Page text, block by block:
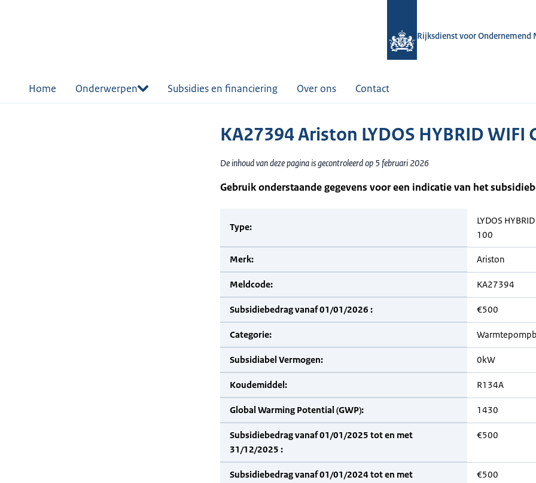
Rijksdienst voor Ondernemend
Home Onderwerpen Subsidies en financiering Over ons Contact
KA27394 Ariston LYDOS HYBRID WIFI
De inhoud van deze pagina is gecontroleerd op 5 februari 2026
Gebruik onderstaande gegevens voor een indicatie van het
Type:
LYDOS
100
Merk: Ariston
Meldcode: KA27394
Subsidiebedrag vanaf 01/01/2026 : €500
Categorie:
Subsidiabel Vermogen: 0kW
Koudemiddel: R134A
Global Warming Potential (GWP): 1430
Subsidiebedrag vanaf 01/01/2025 tot en met
31/12/2025 :
€500
Subsidiebedrag vanaf 01/01/2024 tot en met
€500